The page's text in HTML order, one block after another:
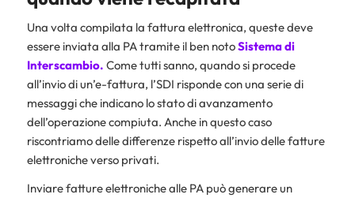
Una volta compilata la fattura elettronica, queste deve
essere inviata alla PA tramite il ben notoSistema di
Interscambio. Come tutti sanno, quando si procede
all’invio di un’e-fattura, l’SDI risponde con una serie di
messaggi che indicano lo stato di avanzamento
dell’operazione compiuta. Anche in questo caso
riscontriamo delle differenze rispetto all’invio delle fatture
elettroniche verso privati.
Inviare fatture elettroniche alle PA può generare un